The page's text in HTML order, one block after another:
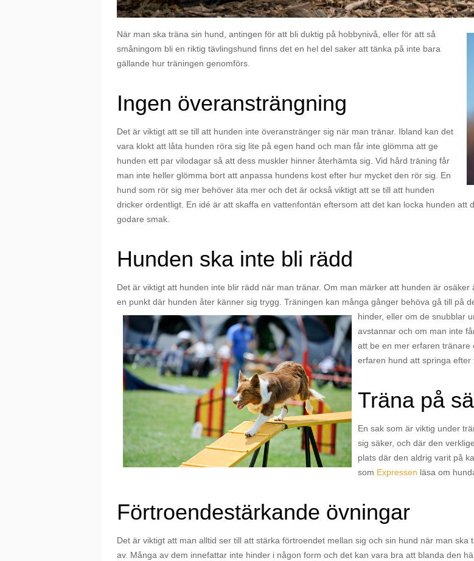
När man ska träna sin hund, antingen för att bli duktig på hobbynivå, eller för att så
småningom bli en riktig tävlingshund finns det en hel del saker att tänka på inte bara
gällande hur träningen genomförs.
Ingen överansträngning
Det är viktigt att se till att hunden inte överanstränger sig när man tränar. Ibland kan det
vara klokt att låta hunden röra sig lite på egen hand och man får inte glömma att ge
hunden ett par vilodagar så att dess muskler hinner återhämta sig. Vid hård träning får
man inte heller glömma bort att anpassa hundens kost efter hur mycket den rör sig. En
hund som rör sig mer behöver äta mer och det är också viktigt att se till att hunden
dricker ordentligt. En idé är att skaffa en vattenfontän eftersom att det kan locka hunden att
godare smak.
Hunden ska inte bli rädd
Det är viktigt att hunden inte blir rädd när man tränar. Om man märker att hunden är
en punkt där hunden åter känner sig trygg. Träningen kan många gånger behöva gå till på
hinder, eller om de snubblar
avstannar och om man inte
att be en mer erfaren tränare
erfaren hund att springa efter
Träna på
En sak som är viktig under
sig säker, och där den
plats där den aldrig varit på
som Expressen läsa om
Förtroendestärkande övningar
Det är viktigt att man alltid ser till att stärka förtroendet mellan sig och sin hund när man
av. Många av dem innefattar inte hinder i någon form och det kan vara bra att blanda den